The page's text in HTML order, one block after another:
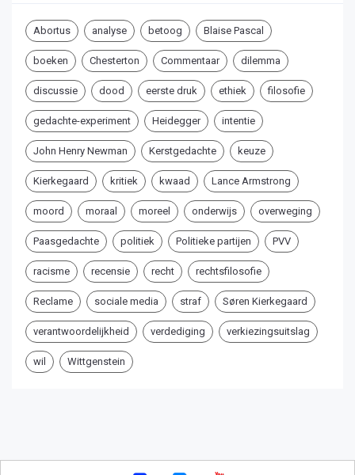
Abortus analyse betoog Blaise Pascal
boeken Chesterton Commentaar dilemma
discussie dood eerste druk ethiek filosofie
gedachte-experiment Heidegger intentie
John Henry Newman Kerstgedachte keuze
Kierkegaard kritiek kwaad Lance Armstrong
moord moraal moreel onderwijs overweging
Paasgedachte politiek Politieke partijen PVV
racisme recensie recht rechtsfilosofie
Reclame sociale media straf Søren Kierkegaard
verantwoordelijkheid verdediging verkiezingsuitslag
wil Wittgenstein